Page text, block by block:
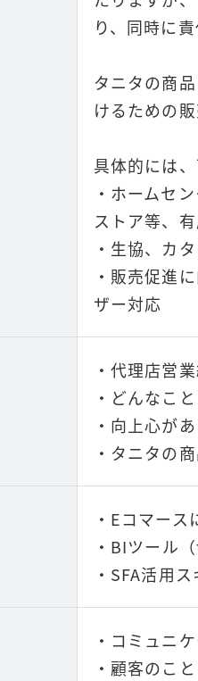
り、同時に
タニタの商
けるための
具体的に
・ホームセ
ストア等、
・生協、カ
・販売促進
ザー対応
・代理店営
・どんなこ
・向上心が
・タニタの
・Eコマー
・BIツール
・SFA活用
・コミュニ
・顧客のこ